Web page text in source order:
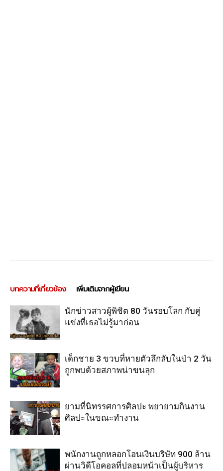
บทความที่เกี่ยวข้อง เพิ่มเติมจากผู้เขียน
นักข่าวสาวผู้พิชิต 80 วันรอบโลก กับคู่
แข่งที่เธอไม่รู้มาก่อน
เด็กชาย 3 ขวบที่หายตัวลึกลับในป่า 2 วัน
ถูกพบด้วยสภาพน่าขนลุก
ยามที่นิทรรศการศิลปะ พยายามกินงาน
ศิลปะในขณะทำงาน
พนักงานถูกหลอกโอนเงินบริษัท 900 ล้าน
ผ่านวิดีโอคอลที่ปลอมหน้าเป็นผู้บริหาร